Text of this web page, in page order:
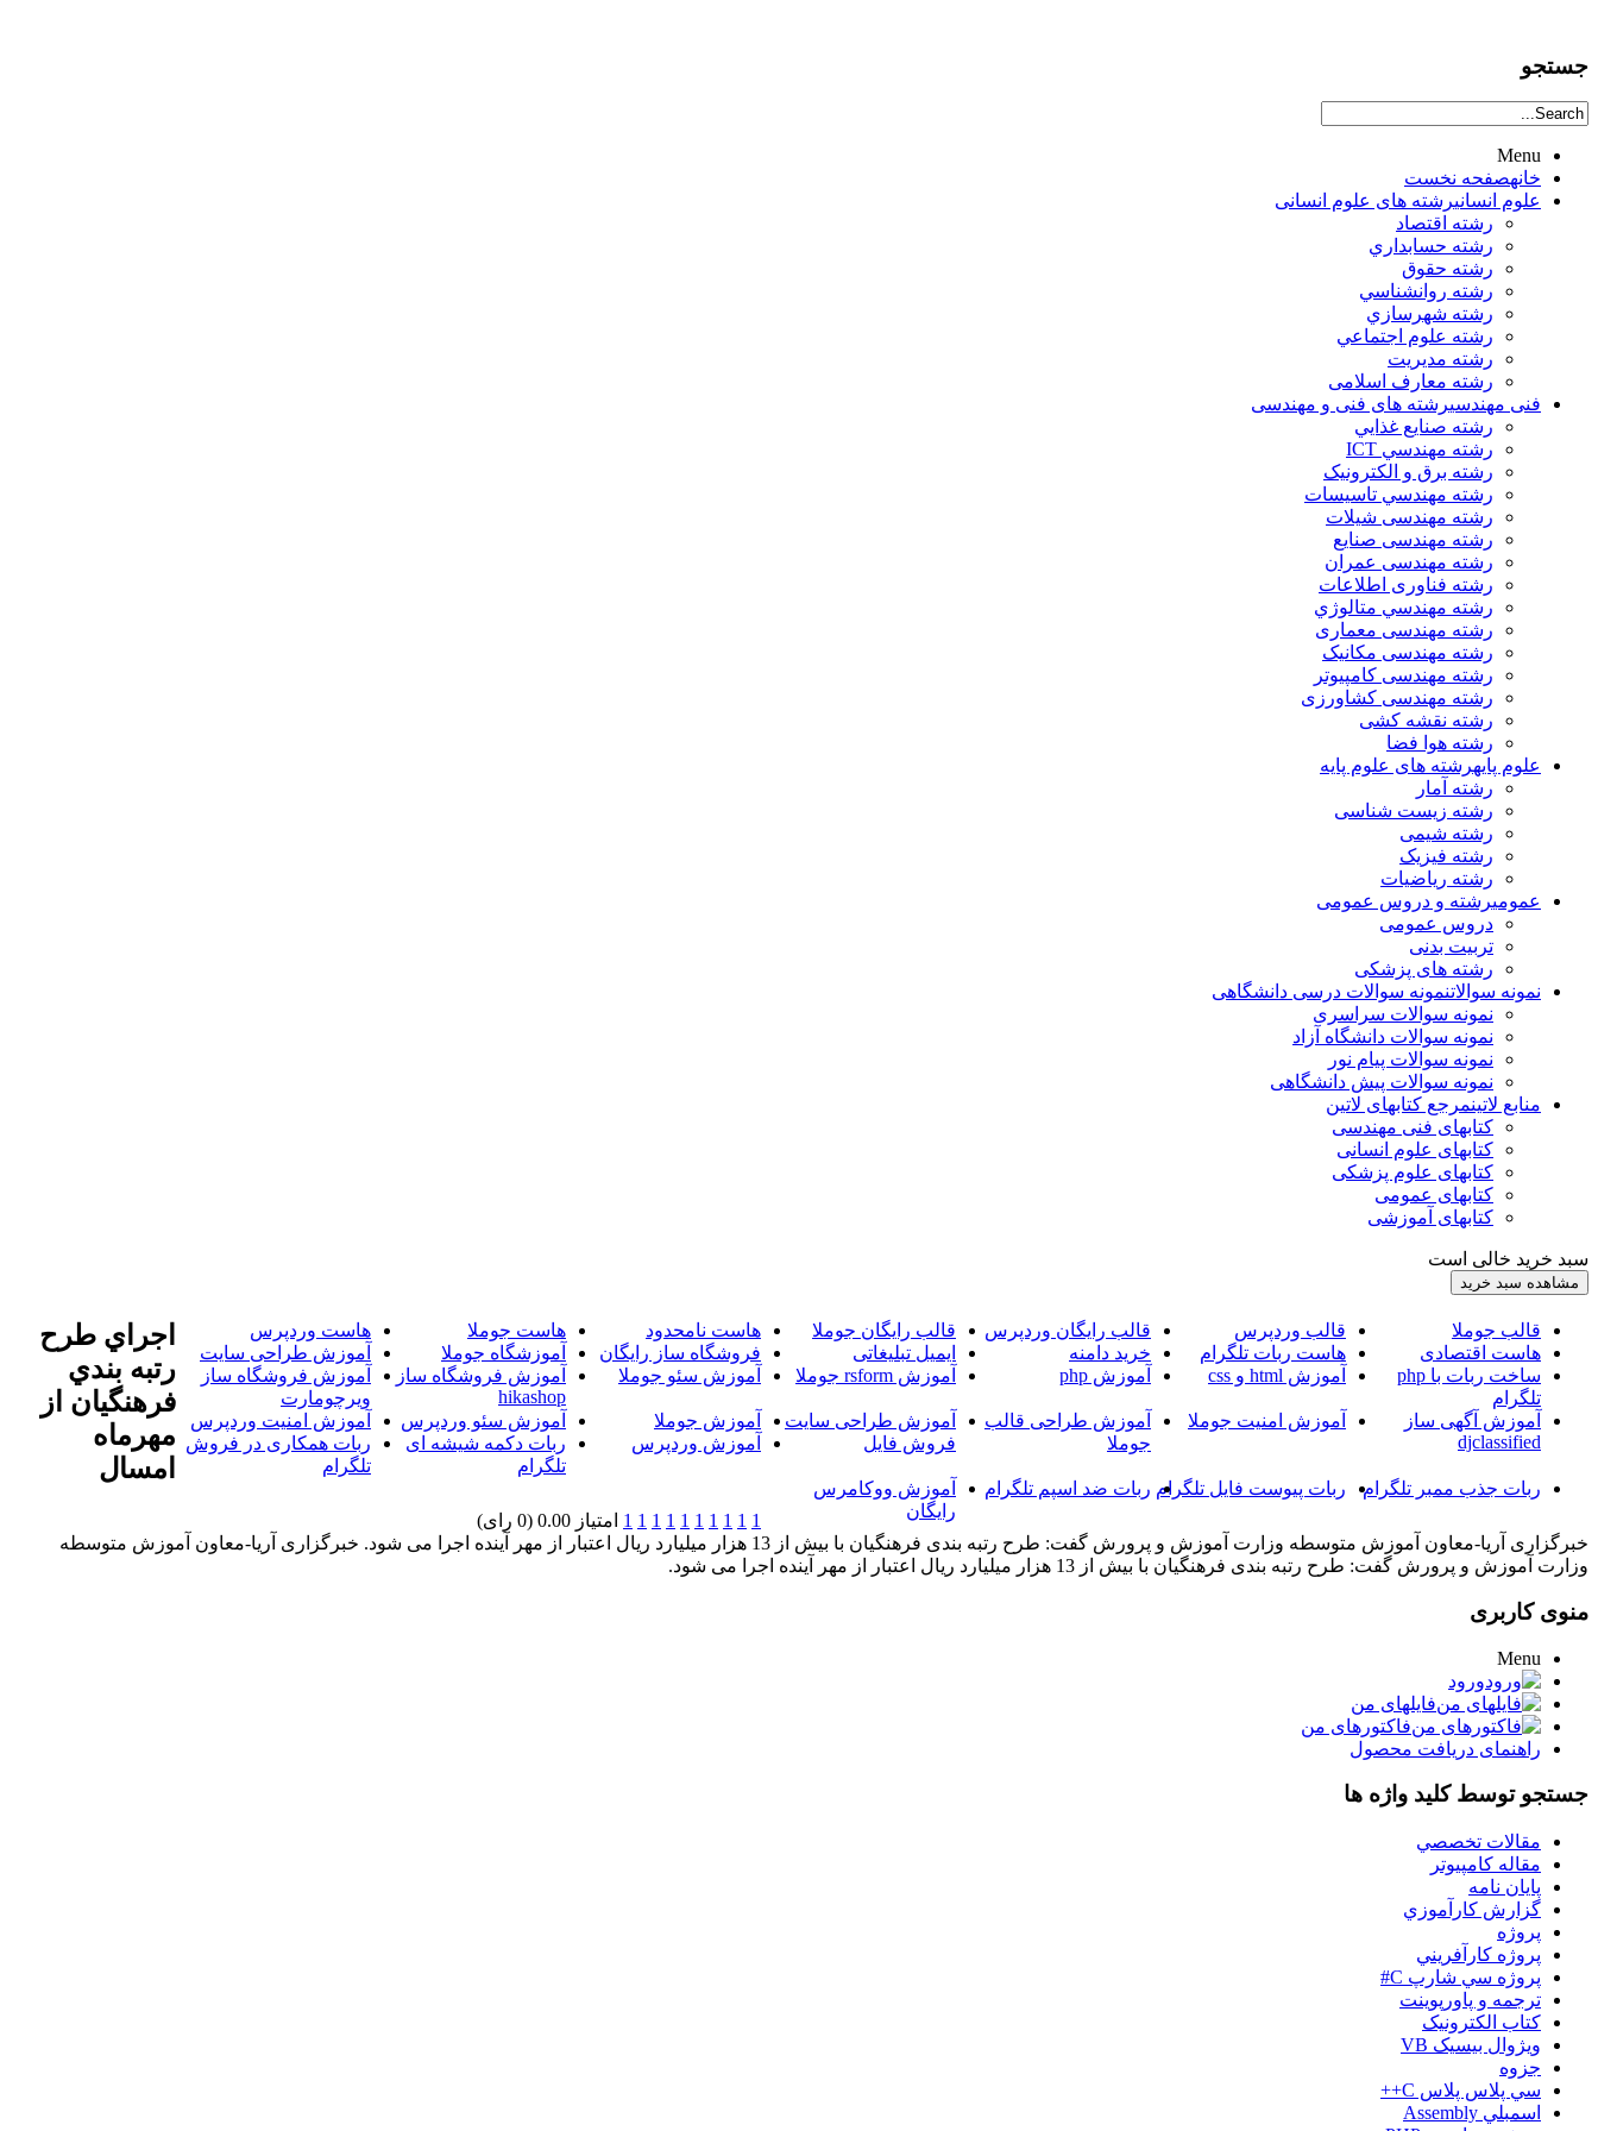
جستجو
Menu
خانهصفحه نخست
علوم انسانيرشته های علوم انسانی
رشته اقتصاد
رشته حسابداري
رشته حقوق
رشته روانشناسي
رشته شهرسازي
رشته علوم اجتماعي
رشته مديريت
رشته معارف اسلامی
فنی مهندسیرشته های فنی و مهندسی
رشته صنايع غذايي
رشته مهندسي ICT
رشته برق و الکترونيک
رشته مهندسي تاسيسات
رشته مهندسی شیلات
رشته مهندسی صنایع
رشته مهندسی عمران
رشته فناوری اطلاعات
رشته مهندسي متالوژي
رشته مهندسی معماری
رشته مهندسی مکانیک
رشته مهندسی کامپیوتر
رشته مهندسی کشاورزی
رشته نقشه کشی
رشته هوا فضا
علوم پایهرشته های علوم پایه
رشته آمار
رشته زیست شناسی
رشته شیمی
رشته فیزیک
رشته ریاضیات
عمومیرشته و دروس عمومی
دروس عمومی
تربیت بدنی
رشته های پزشکی
نمونه سوالاتنمونه سوالات درسی دانشگاهی
نمونه سوالات سراسری
نمونه سوالات دانشگاه آزاد
نمونه سوالات پیام نور
نمونه سوالات پیش دانشگاهی
منابع لاتینمرجع کتابهای لاتین
کتابهای فنی مهندسی
کتابهای علوم انسانی
کتابهای علوم پزشکی
کتابهای عمومی
کتابهای آموزشی
سبد خرید خالی است
قالب جوملا قالب وردپرس قالب رایگان وردپرس قالب رایگان جوملا هاست نامحدود هاست جوملا
هاست وردپرس
هاست اقتصادی
هاست ربات تلگرام خرید دامنه ایمیل تبلیغاتی فروشگاه ساز رایگان آموزشگاه جوملا
آموزش طراحی سایت
ساخت ربات با php
تلگرام
آموزش html و css آموزش php آموزش rsform جوملا آموزش سئو جوملا
آموزش فروشگاه ساز
hikashop
آموزش فروشگاه ساز
ویرچومارت
آموزش آگهی ساز
djclassified
آموزش امنیت جوملا
آموزش طراحی قالب
جوملا
آموزش طراحی سایت
فروش فایل
آموزش جوملا آموزش سئو وردپرس
آموزش امنیت وردپرس
آموزش وردپرس
ربات دکمه شیشه ای
تلگرام
ربات همکاری در فروش
تلگرام
ربات جذب ممبر تلگرام
ربات پیوست فایل تلگرام ربات ضد اسپم تلگرام
آموزش ووکامرس
رایگان
اجراي طرح
رتبه بندي
فرهنگيان از
مهرماه
امسال
1
1
1
1
1
1
1
1
1
1 امتیاز 0.00 (0 رای)
خبرگزاری آریا-معاون آموزش متوسطه وزارت آموزش و پرورش گفت: طرح رتبه بندی فرهنگیان با بیش از 13 هزار میلیارد ریال اعتبار از مهر آینده اجرا می شود. خبرگزاری آریا-معاون آموزش متوسطه
وزارت آموزش و پرورش گفت: طرح رتبه بندی فرهنگیان با بیش از 13 هزار میلیارد ریال اعتبار از مهر آینده اجرا می شود.
منوی کاربری
Menu
ورود
فایلهای من
فاکتورهای من
راهنمای دریافت محصول
جستجو توسط کلید واژه ها
مقالات تخصصي
مقاله کامپیوتر
پایان نامه
گزارش کارآموزي
پروژه
پروژه کارآفريني
پروژه سي شارپ C#
ترجمه و پاورپوينت
کتاب الکترونيک
ويژوال بيسيک VB
جزوه
سي پلاس پلاس C++
اسمبلي Assembly